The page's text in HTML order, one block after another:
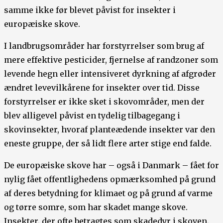
samme ikke før blevet påvist for insekter i
europæiske skove.
I landbrugsområder har forstyrrelser som brug af
mere effektive pesticider, fjernelse af randzoner som
levende hegn eller intensiveret dyrkning af afgrøder
ændret levevilkårene for insekter over tid. Disse
forstyrrelser er ikke sket i skovområder, men der
blev alligevel påvist en tydelig tilbagegang i
skovinsekter, hvoraf planteædende insekter var den
eneste gruppe, der så lidt flere arter stige end falde.
De europæiske skove har – også i Danmark – fået for
nylig fået offentlighedens opmærksomhed på grund
af deres betydning for klimaet og på grund af varme
og tørre somre, som har skadet mange skove.
Insekter, der ofte betragtes som skadedyr i skoven,